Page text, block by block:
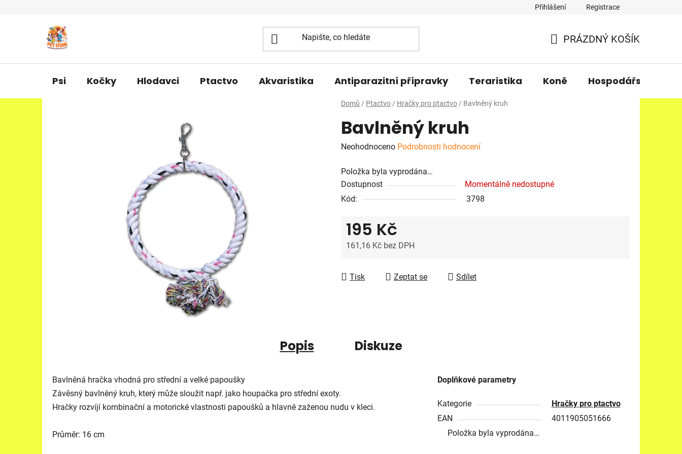
Přihlášení Registrace
KOŠÍK
PRÁZDNÝ KOŠÍK
Psi Kočky Hlodavci Ptactvo Akvaristika Antiparazitní přípravky Teraristika Koně Hospodářská
Domů / Ptactvo / Hračky pro ptactvo / Bavlněný kruh
Bavlněný kruh
Průměrné
produktu
je
0,0
hvězdiček.
Neohodnoceno Podrobnosti hodnocení
Položka byla vyprodána…
Dostupnost
Momentálně nedostupné
Kód:
3798
195 Kč
161,16 Kč bez DPH
Tisk
Zeptat se Sdílet
Popis Diskuze
Bavlněná hračka vhodná pro střední a velké papoušky
Závěsný bavlněný kruh, který může sloužit např. jako houpačka pro střední exoty.
Hračky rozvíjí kombinační a motorické vlastnosti papoušků a hlavně zaženou nudu v kleci.
Průměr: 16 cm
Doplňkové parametry
Kategorie
Hračky pro ptactvo
EAN
4011905051666
Položka byla vyprodána…